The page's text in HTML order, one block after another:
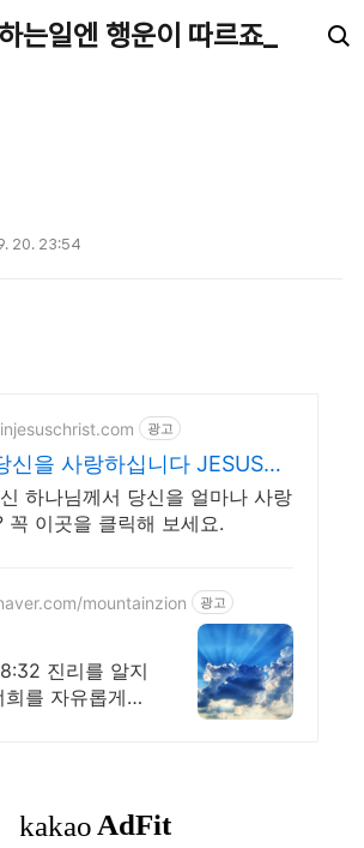
는일엔 행운이 따르죠_
20. 23:54
광고
신을 사랑하십니다 JESUS
하나님께서 당신을 얼마나 사랑
꼭 이곳을 클릭해 보세요.
mountainzion 광고
진리를 알지
를 자유롭게